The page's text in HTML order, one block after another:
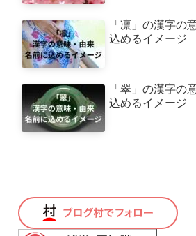
「凛」の漢字の
込めるイメージ
「翠」の漢字の
込めるイメージ